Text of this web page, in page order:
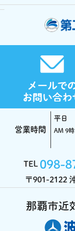
営業時間
平日
AM 9
TEL 098-
〒901-2122